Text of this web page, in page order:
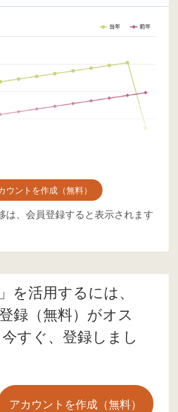
ウントを作成（無料）
は、会員登録すると表示されます
を活用するには、
録（無料）がオス
すぐ、登録しまし
アカウントを作成（無料）